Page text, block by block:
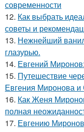
современности
12. Как выбрать
советы и
13. Нежнейший
глазурью.
14. Евгений
15. Путешествие
Евгения Миронова и
16. Как Женя
полная
17. Евгению